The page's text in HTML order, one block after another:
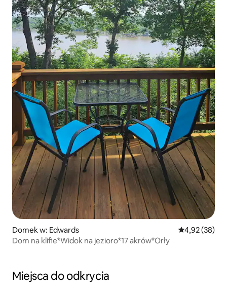
Domek w: Edwards Średnia
4,92 (38)
Dom na klifie*Widok na jezioro*17 akrów*Orły
Miejsca do odkrycia